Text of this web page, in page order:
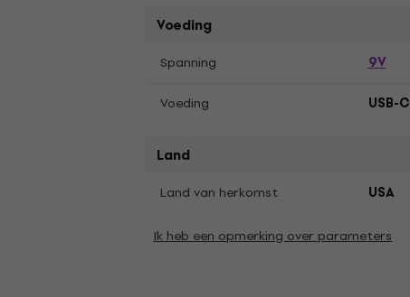
Voeding
Spanning 9V
Voeding USB-C
Land
Land van herkomst USA
Ik heb een opmerking over parameters